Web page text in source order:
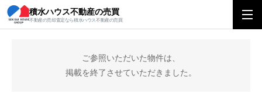
積水ハウス不動産の売買
不動産の売却査定なら積水ハウス不動産の売買
積水ハウス不動産の売買 関東エリアトップ
ご参照いただいた物件は、
掲載を終了させていただきました。